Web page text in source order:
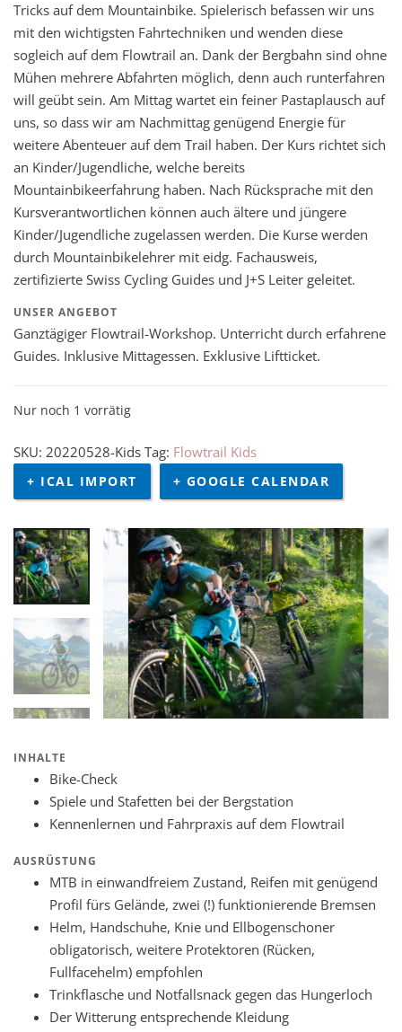
Tricks auf dem Mountainbike. Spielerisch befassen wir uns
mit den wichtigsten Fahrtechniken und wenden diese
sogleich auf dem Flowtrail an. Dank der Bergbahn sind ohne
Mühen mehrere Abfahrten möglich, denn auch runterfahren
will geübt sein. Am Mittag wartet ein feiner Pastaplausch auf
uns, so dass wir am Nachmittag genügend Energie für
weitere Abenteuer auf dem Trail haben. Der Kurs richtet sich
an Kinder/Jugendliche, welche bereits
Mountainbikeerfahrung haben. Nach Rücksprache mit den
Kursverantwortlichen können auch ältere und jüngere
Kinder/Jugendliche zugelassen werden. Die Kurse werden
durch Mountainbikelehrer mit eidg. Fachausweis,
zertifizierte Swiss Cycling Guides und J+S Leiter geleitet.
UNSER ANGEBOT
Ganztägiger Flowtrail-Workshop. Unterricht durch erfahrene
Guides. Inklusive Mittagessen. Exklusive Liftticket.
Nur noch 1 vorrätig
SKU: 20220528-Kids Tag: Flowtrail Kids
+ ICAL IMPORT + GOOGLE CALENDAR
INHALTE
Bike-Check
Spiele und Stafetten bei der Bergstation
Kennenlernen und Fahrpraxis auf dem Flowtrail
AUSRÜSTUNG
MTB in einwandfreiem Zustand, Reifen mit genügend
Profil fürs Gelände, zwei (!) funktionierende Bremsen
Helm, Handschuhe, Knie und Ellbogenschoner
obligatorisch, weitere Protektoren (Rücken,
Fullfacehelm) empfohlen
Trinkflasche und Notfallsnack gegen das Hungerloch
Der Witterung entsprechende Kleidung